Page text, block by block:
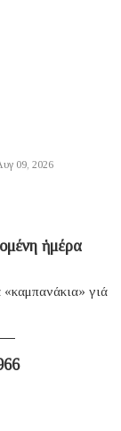
09, 2026
ἡμέρα
γιά